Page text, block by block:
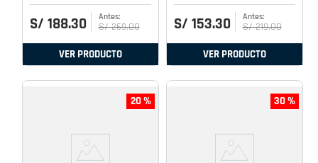
S/ 188.30 S/ 269.00
VER PRODUCTO
S/ 153.30 S/ 219.00
VER PRODUCTO
20 % 30 %